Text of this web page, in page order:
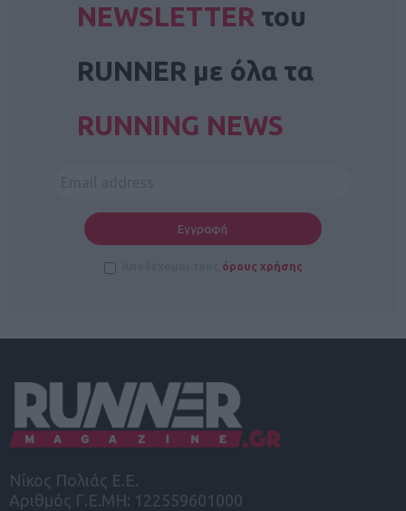
NEWSLETTER του
RUNNER με όλα τα
RUNNING NEWS
όρους χρήσης
Νίκος Πολιάς Ε.Ε.
Αριθμός Γ.Ε.ΜΗ: 122559601000